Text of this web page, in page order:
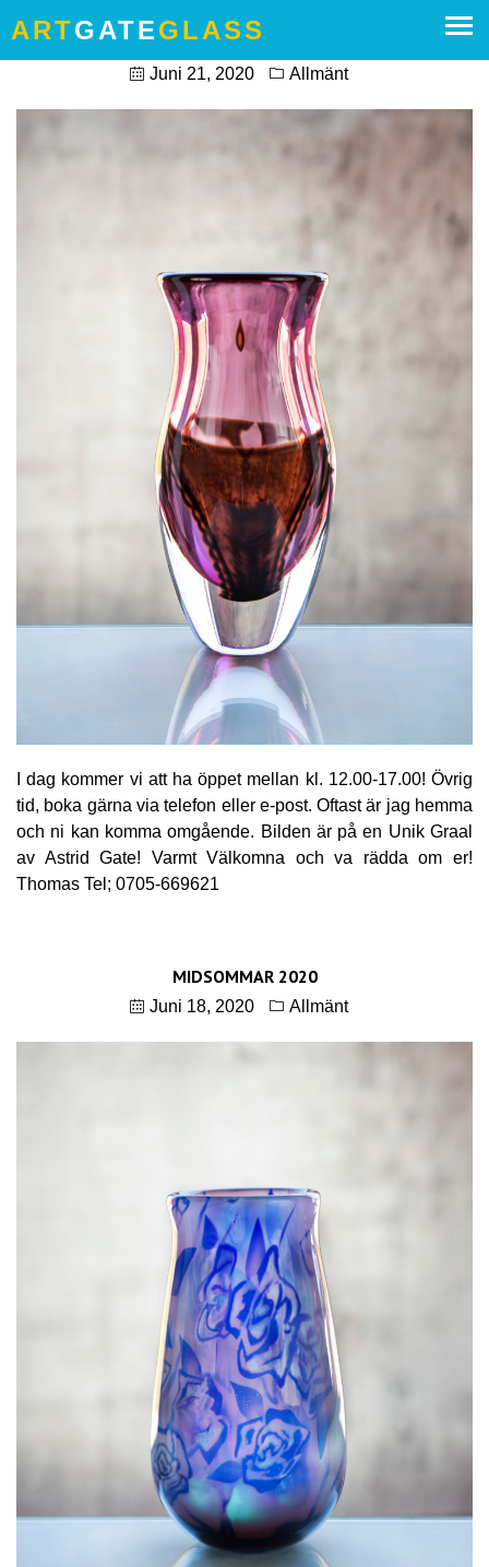
ARTGATEGLASS
I DAG SÖNDAGEN 21/6 2020
Juni 21, 2020 Allmänt
I dag kommer vi att ha öppet mellan kl. 12.00-17.00! Övrig
tid, boka gärna via telefon eller e-post. Oftast är jag hemma
och ni kan komma omgående. Bilden är på en Unik Graal
av Astrid Gate! Varmt Välkomna och va rädda om er!
Thomas Tel; 0705-669621
MIDSOMMAR 2020
Juni 18, 2020 Allmänt